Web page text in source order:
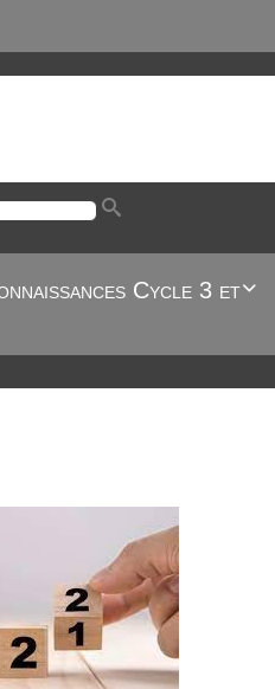

Cycle 3 et